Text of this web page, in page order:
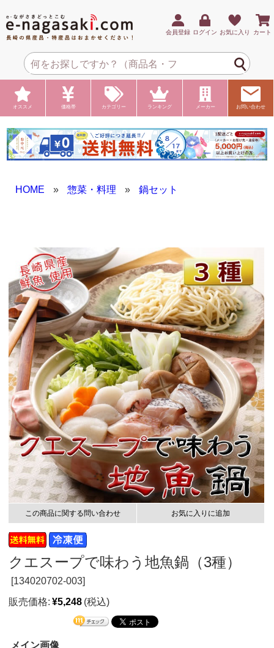
会員登録 ログイン お気に入り カート
オススメ 価格帯 カテゴリー ランキング メーカー お問い合わせ
HOME » 惣菜・料理 » 鍋セット
この商品に関する問い合わせ お気に入りに追加
クエスープで味わう地魚鍋（3種）
[134020702-003]
販売価格: ¥5,248 (税込)
メイン画像